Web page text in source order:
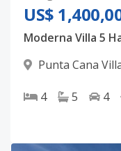
US$
Moderna Villa 5
Punta Cana
4 5 4